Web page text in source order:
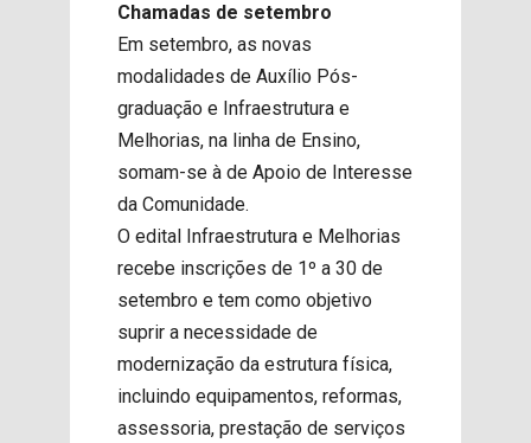
Chamadas de setembro
Em setembro, as novas
modalidades de Auxílio Pós-
graduação e Infraestrutura e
Melhorias, na linha de Ensino,
somam-se à de Apoio de Interesse
da Comunidade.
O edital Infraestrutura e Melhorias
recebe inscrições de 1º a 30 de
setembro e tem como objetivo
suprir a necessidade de
modernização da estrutura física,
incluindo equipamentos, reformas,
assessoria, prestação de serviços